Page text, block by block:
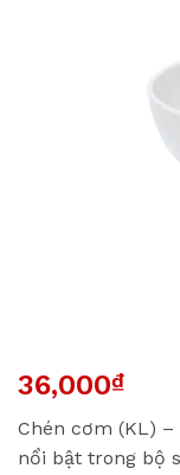
36,000₫
Chén cơm (KL)
nổi bật trong bộ